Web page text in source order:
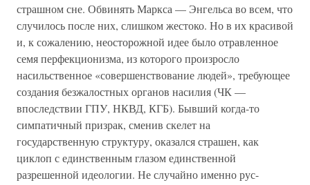
страшном сне. Обвинять Маркса — Энгельса во всем, что
случилось после них, слишком жестоко. Но в их красивой
и, к сожалению, неосторожной идее было отравленное
семя перфекционизма, из которого произросло
насильственное «совершенствование людей», требующее
создания безжалостных органов насилия (ЧК —
впоследствии ГПУ, НКВД, КГБ). Бывший когда-то
симпатичный призрак, сменив скелет на
государственную структуру, оказался страшен, как
циклоп с единственным глазом единственной
разрешенной идеологии. Не случайно именно рус-